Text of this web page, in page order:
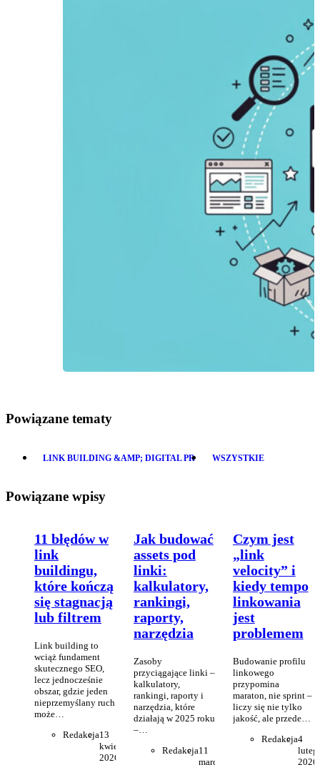
Powiązane tematy
LINK BUILDING &AMP; DIGITAL PR WSZYSTKIE
Powiązane wpisy
11 błędów w
link
buildingu,
które kończą
się stagnacją
lub filtrem
Link building to
wciąż fundament
skutecznego SEO,
lecz jednocześnie
obszar, gdzie jeden
nieprzemyślany ruch
może…
Redakcja13
kwietnia
2026
Jak budować
assets pod
linki:
kalkulatory,
rankingi,
raporty,
narzędzia
Zasoby
przyciągające linki –
kalkulatory,
rankingi, raporty i
narzędzia, które
działają w 2025 roku
–…
Redakcja11
marca
Czym jest
„link
velocity” i
kiedy tempo
linkowania
jest
problemem
Budowanie profilu
linkowego
przypomina
maraton, nie sprint –
liczy się nie tylko
jakość, ale przede…
Redakcja4
2026